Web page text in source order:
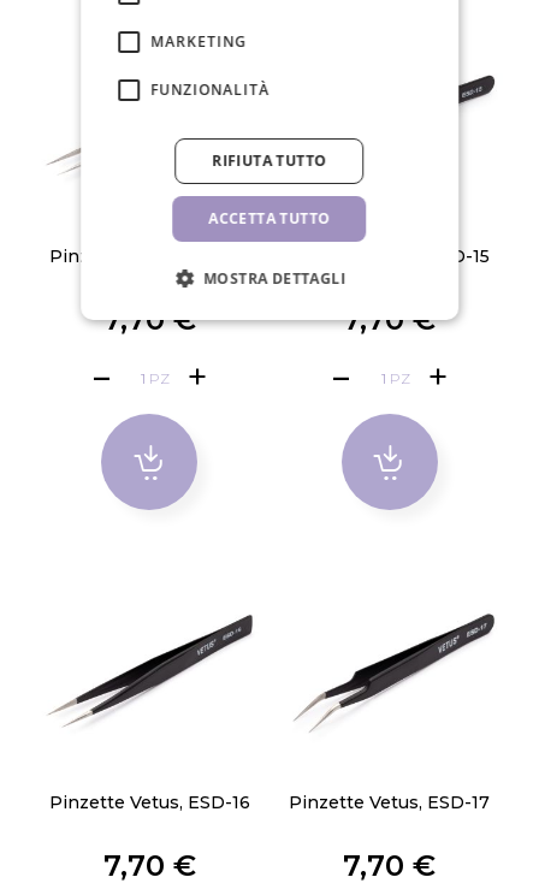
Pinzette Vetus, ESD-14
7,70 €
PZ
Pinzette Vetus, ESD-15
7,70 €
PZ
Pinzette Vetus, ESD-16
7,70 €
Pinzette Vetus, ESD-17
7,70 €
MARKETING
FUNZIONALITÀ
ACCETTA TUTTO
RIFIUTA TUTTO
MOSTRA DETTAGLI